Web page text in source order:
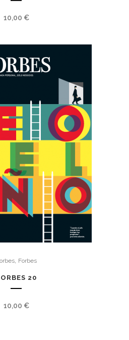
10,00 €
, Forbes
20
10,00 €